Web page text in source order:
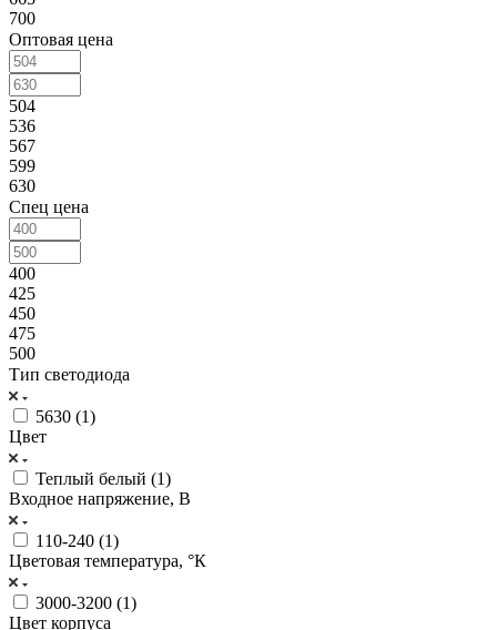
700
Оптовая цена
504
536
567
599
630
Спец цена
400
425
450
475
500
Тип светодиода
5630 (1)
Цвет
Теплый белый (1)
Входное напряжение, В
110-240 (1)
Цветовая температура, °К
3000-3200 (1)
Цвет корпуса